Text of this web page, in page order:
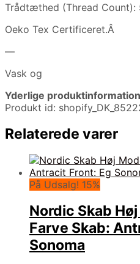
Trådtæthed (Thread Count):
Oeko Tex Certificeret.Â
—
Vask og
Yderlige
Produkt id:
Relaterede varer
På Udsalg! 15%
Nordic Skab
Farve Skab:
Sonoma